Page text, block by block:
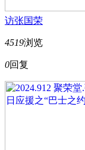
访张国荣
4519浏览
0回复